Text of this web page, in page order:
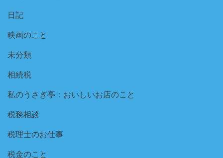
日記
映画のこと
未分類
相続税
私のうさぎ亭：おいしいお店のこと
税務相談
税理士のお仕事
税金のこと